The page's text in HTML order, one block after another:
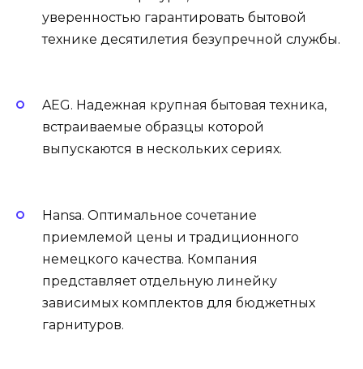
уверенностью гарантировать бытовой
технике десятилетия безупречной службы.
AEG. Надежная крупная бытовая техника,
встраиваемые образцы которой
выпускаются в нескольких сериях.
Hansa. Оптимальное сочетание
приемлемой цены и традиционного
немецкого качества. Компания
представляет отдельную линейку
зависимых комплектов для бюджетных
гарнитуров.